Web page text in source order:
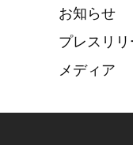
お知らせ
プレスリリ
メディア